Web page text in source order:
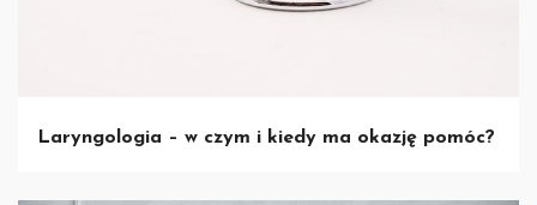
Laryngologia – w czym i kiedy ma okazję pomóc?